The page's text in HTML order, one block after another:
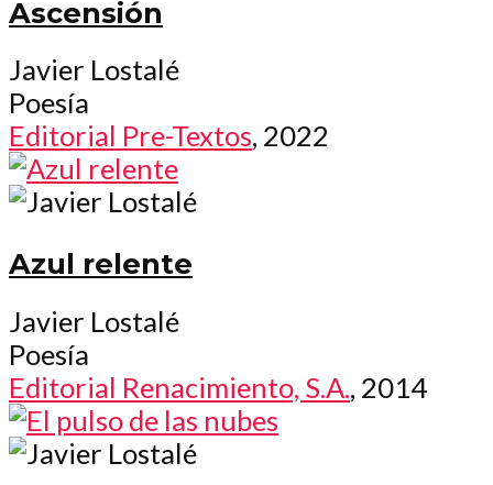
Ascensión
Javier Lostalé
Poesía
Editorial Pre-Textos, 2022
Azul relente
Javier Lostalé
Poesía
Editorial Renacimiento, S.A., 2014